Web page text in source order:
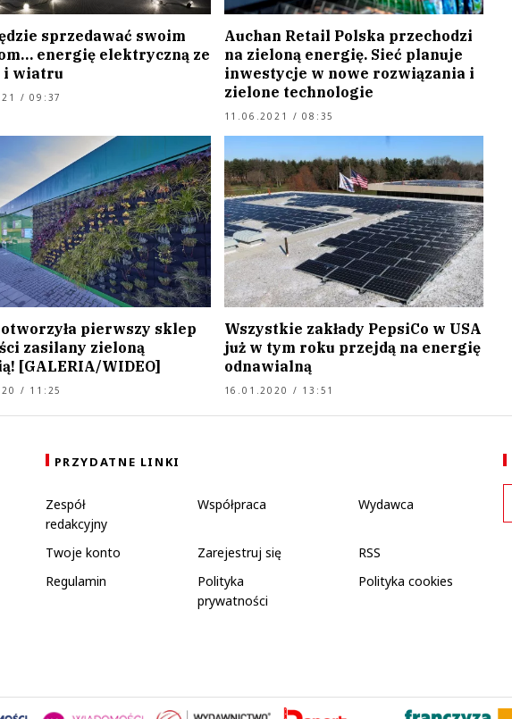
sprzedawać swoim
energię elektryczną ze
i wiatru
/ 09:37
Auchan Retail Polska przechodzi
na zieloną energię. Sieć planuje
inwestycje w nowe rozwiązania i
zielone technologie
11.06.2021 / 08:35
otworzyła pierwszy sklep
zasilany zieloną
[GALERIA/WIDEO]
/ 11:25
Wszystkie zakłady PepsiCo w USA
już w tym roku przejdą na energię
odnawialną
16.01.2020 / 13:51
PRZYDATNE LINKI
Zespół
redakcyjny
Współpraca Wydawca
Twoje konto Zarejestruj się
RSS
Regulamin
Polityka
prywatności
Polityka cookies